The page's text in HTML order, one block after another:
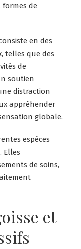
formes de
en des
telles que des
de
soutien
distraction
appréhender
globale.
espèces
Elles
de soins,
et